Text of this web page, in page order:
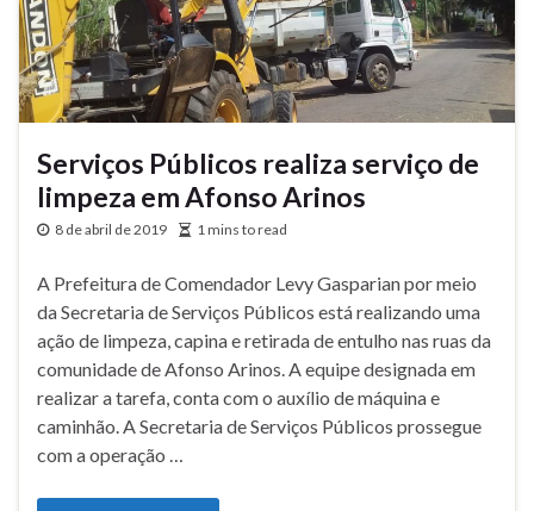
Serviços Públicos realiza serviço de
limpeza em Afonso Arinos
8 de abril de 2019 1 mins to read
A Prefeitura de Comendador Levy Gasparian por meio
da Secretaria de Serviços Públicos está realizando uma
ação de limpeza, capina e retirada de entulho nas ruas da
comunidade de Afonso Arinos. A equipe designada em
realizar a tarefa, conta com o auxílio de máquina e
caminhão. A Secretaria de Serviços Públicos prossegue
com a operação …